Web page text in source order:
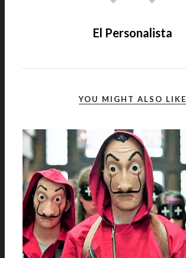
El Personalista
YOU MIGHT ALSO LIKE